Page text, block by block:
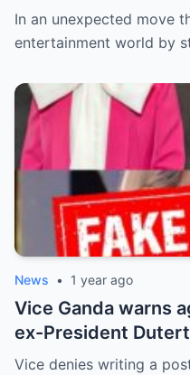
Canceled After
Behind-the-Scenes
Led to Its Sudden
In an unexpected move
entertainment world by
News • 1 year ago
Vice Ganda warns
ex-President
Vice denies writing a